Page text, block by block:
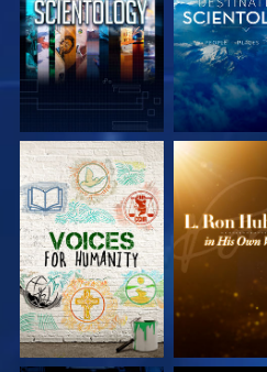
SERIE
ENTDECKEN
SERIE
ENTDECKEN